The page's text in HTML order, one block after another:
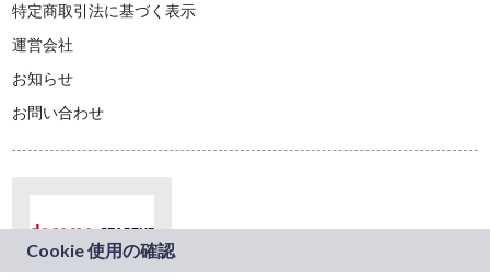
特定商取引法に基づく表示
運営会社
お知らせ
お問い合わせ